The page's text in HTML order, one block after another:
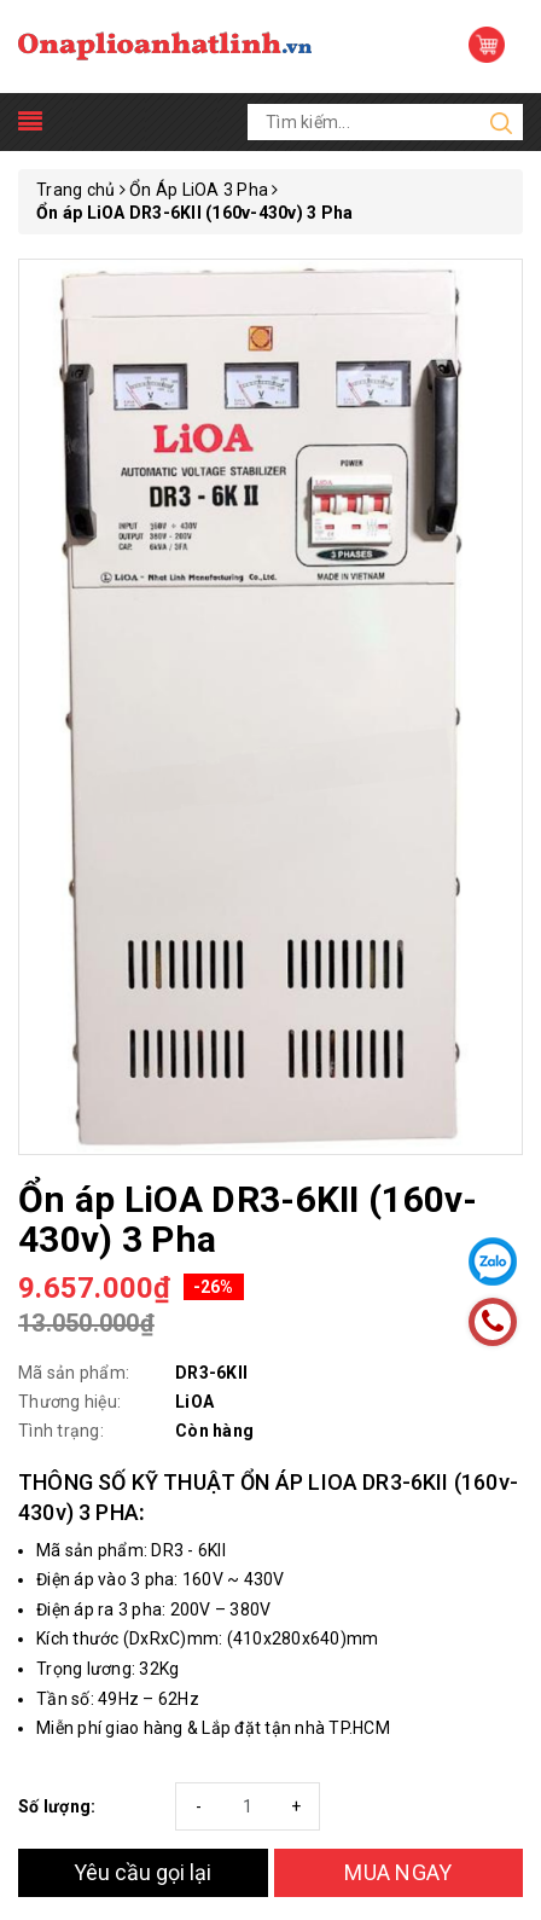
Trang chủ
Ổn Áp LiOA 3 Pha
Ổn áp LiOA DR3-6KII (160v-430v) 3 Pha
Ổn áp LiOA DR3-6KII (160v-
430v) 3 Pha
9.657.000₫ -26%
13.050.000₫
Mã sản phẩm:
DR3-6KII
Thương hiệu:
LiOA
Tình trạng:
Còn hàng
THÔNG SỐ KỸ THUẬT ỔN ÁP LIOA DR3-6KII (160v-
430v) 3 PHA:
Mã sản phẩm: DR3 - 6KII
Điện áp vào 3 pha: 160V ~ 430V
Điện áp ra 3 pha: 200V – 380V
Kích thước (DxRxC)mm: (410x280x640)mm
Trọng lương: 32Kg
Tần số: 49Hz – 62Hz
Miễn phí giao hàng & Lắp đặt tận nhà TP.HCM
Số lượng: +
-
Yêu cầu gọi lại MUA NGAY